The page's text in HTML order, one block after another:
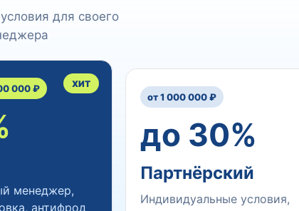
для своего
ХИТ
000 ₽
менеджер,
антифрод
от 1 000 000 ₽
до 30%
Партнёрский
Индивидуальные условия,